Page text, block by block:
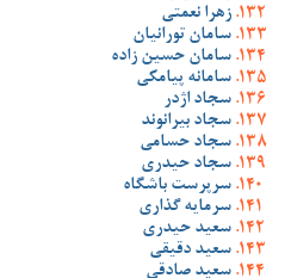
زهرا نعمتی
سامان تورانیان
سامان حسین زاده
سامانه پیامکی
سجاد اژدر
سجاد بیرانوند
سجاد حسامی
سجاد حیدری
سرپرست باشگاه
سرمایه گذاری
سعید حیدری
سعید دقیقی
سعید صادقی